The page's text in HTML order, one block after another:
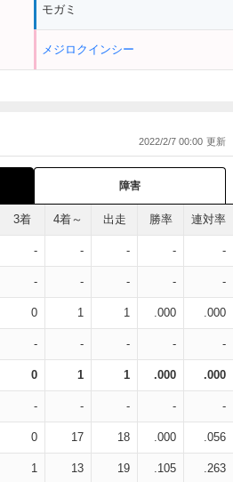
モガミ
メジロクインシー
2022/2/7 00:00
障害
3着 4着～ 出走 勝率 連対率
- - - - -
- - - - -
0 1 1 .000 .000
- - - - -
0 1 1 .000 .000
- - - - -
0 17 18 .000 .056
1 13 19 .105 .263